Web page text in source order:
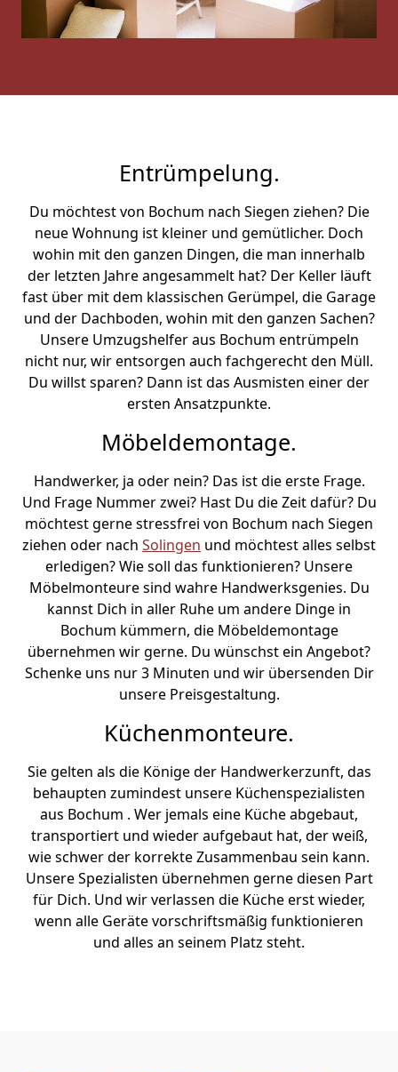
Entrümpelung.
Du möchtest von Bochum nach Siegen ziehen? Die
neue Wohnung ist kleiner und gemütlicher. Doch
wohin mit den ganzen Dingen, die man innerhalb
der letzten Jahre angesammelt hat? Der Keller läuft
fast über mit dem klassischen Gerümpel, die Garage
und der Dachboden, wohin mit den ganzen Sachen?
Unsere Umzugshelfer aus Bochum entrümpeln
nicht nur, wir entsorgen auch fachgerecht den Müll.
Du willst sparen? Dann ist das Ausmisten einer der
ersten Ansatzpunkte.
Möbeldemontage.
Handwerker, ja oder nein? Das ist die erste Frage.
Und Frage Nummer zwei? Hast Du die Zeit dafür? Du
möchtest gerne stressfrei von Bochum nach Siegen
ziehen oder nach Solingen und möchtest alles selbst
erledigen? Wie soll das funktionieren? Unsere
Möbelmonteure sind wahre Handwerksgenies. Du
kannst Dich in aller Ruhe um andere Dinge in
Bochum kümmern, die Möbeldemontage
übernehmen wir gerne. Du wünschst ein Angebot?
Schenke uns nur 3 Minuten und wir übersenden Dir
unsere Preisgestaltung.
Küchenmonteure.
Sie gelten als die Könige der Handwerkerzunft, das
behaupten zumindest unsere Küchenspezialisten
aus Bochum . Wer jemals eine Küche abgebaut,
transportiert und wieder aufgebaut hat, der weiß,
wie schwer der korrekte Zusammenbau sein kann.
Unsere Spezialisten übernehmen gerne diesen Part
für Dich. Und wir verlassen die Küche erst wieder,
wenn alle Geräte vorschriftsmäßig funktionieren
und alles an seinem Platz steht.